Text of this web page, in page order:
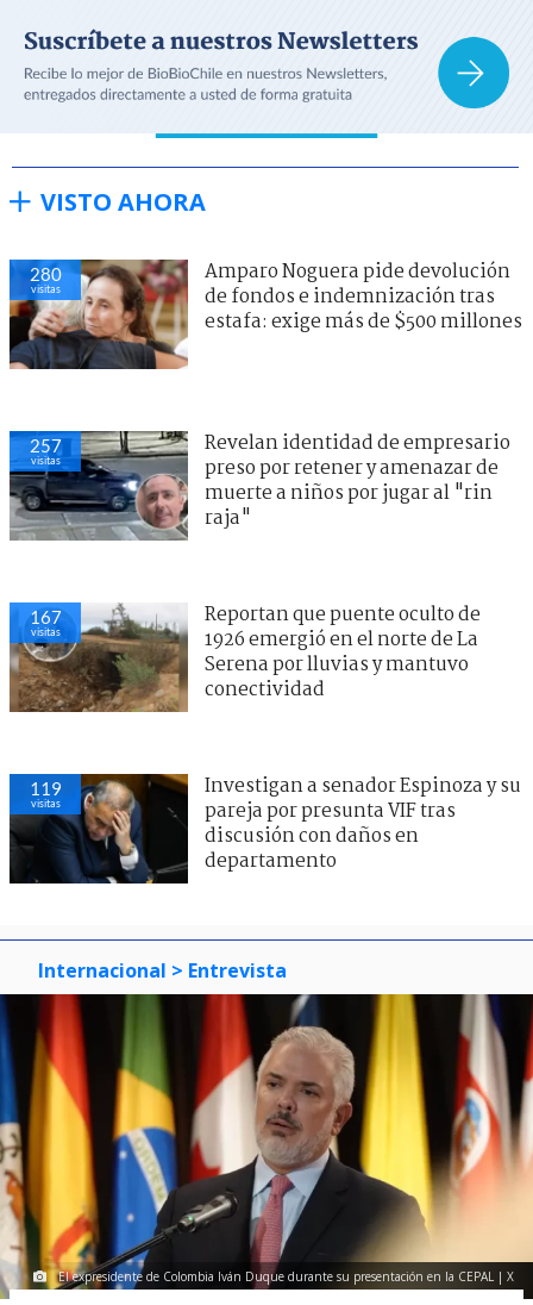
VISTO AHORA
280
visitas
Amparo Noguera pide devolución
de fondos e indemnización tras
estafa: exige más de $500 millones
257
visitas
Revelan identidad de empresario
preso por retener y amenazar de
muerte a niños por jugar al "rin
raja"
167
visitas
Reportan que puente oculto de
1926 emergió en el norte de La
Serena por lluvias y mantuvo
conectividad
119
visitas
Investigan a senador Espinoza y su
pareja por presunta VIF tras
discusión con daños en
departamento
Internacional > Entrevista
El expresidente de Colombia Iván Duque durante su presentación en la CEPAL | X